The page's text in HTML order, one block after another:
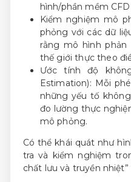
hình/phần mềm
Kiểm nghiệm mô
phỏng với các dữ
rằng mô hình phản
thế giới thực theo
Ước tính độ
Estimation): Mỗi
những yếu tố
đo lường thực
mô phỏng.
Có thể khái quát như
tra và kiểm nghiệm
chất lưu và truyền nhiệt”